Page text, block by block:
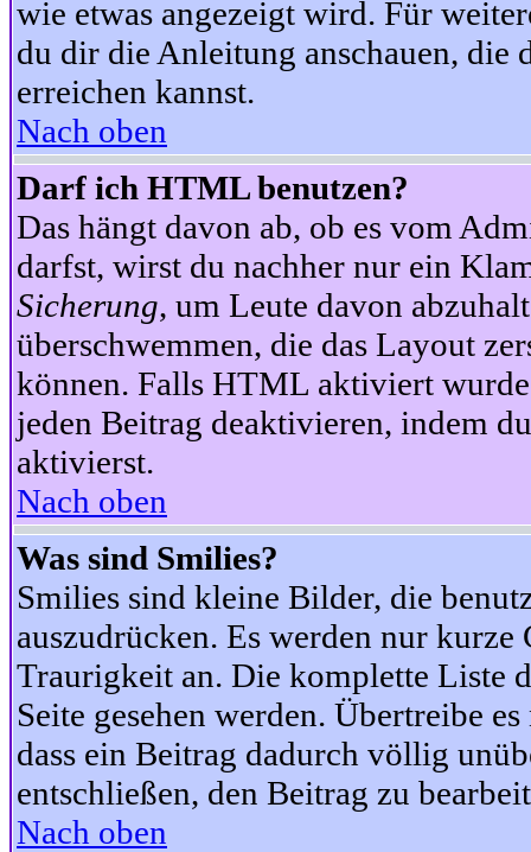
wie etwas angezeigt wird. Für
du dir die Anleitung anschauen, die
erreichen kannst.
Nach oben
Darf ich HTML benutzen?
Das hängt davon ab, ob es vom
darfst, wirst du nachher nur ein
Sicherung, um Leute davon
überschwemmen, die das Layout
können. Falls HTML aktiviert
jeden Beitrag deaktivieren, indem
aktivierst.
Nach oben
Was sind Smilies?
Smilies sind kleine Bilder, die
auszudrücken. Es werden nur
Traurigkeit an. Die komplette Liste
Seite gesehen werden. Übertreibe
dass ein Beitrag dadurch völlig
entschließen, den Beitrag zu
Nach oben